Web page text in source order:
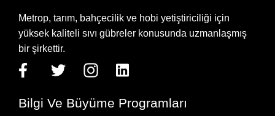
Metrop, tarım, bahçecilik ve hobi yetiştiriciliği için
yüksek kaliteli sıvı gübreler konusunda uzmanlaşmış
bir şirkettir.
Bilgi Ve Büyüme Programları